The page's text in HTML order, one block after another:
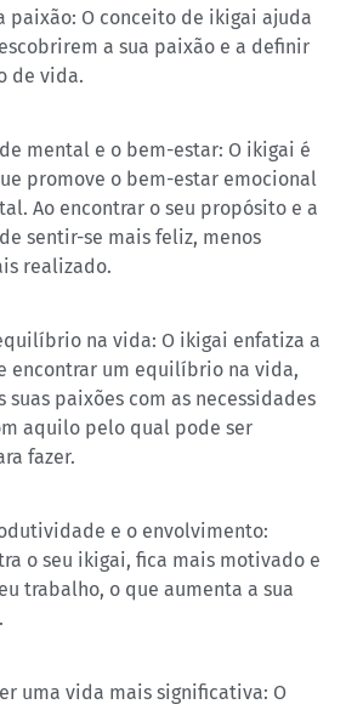
paixão: O conceito de ikigai ajuda
a sua paixão e a definir
de vida.​
mental e o bem-estar: O ikigai é
promove o bem-estar emocional
Ao encontrar o seu propósito e a
sentir-se mais feliz, menos
realizado.
na vida: O ikigai enfatiza a
encontrar um equilíbrio na vida,
suas paixões com as necessidades
aquilo pelo qual pode ser
fazer.
e o envolvimento:
o seu ikigai, fica mais motivado e
trabalho, o que aumenta a sua
uma vida mais significativa: O